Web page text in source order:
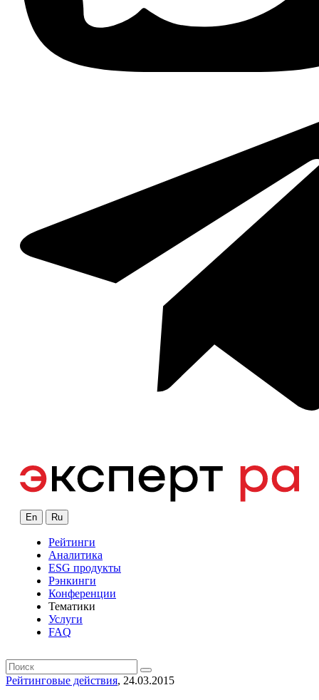
En Ru
Рейтинги
Аналитика
ESG продукты
Рэнкинги
Конференции
Тематики
Услуги
FAQ
Рейтинговые действия, 24.03.2015